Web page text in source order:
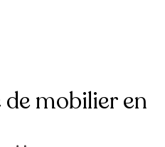
de mobilier en